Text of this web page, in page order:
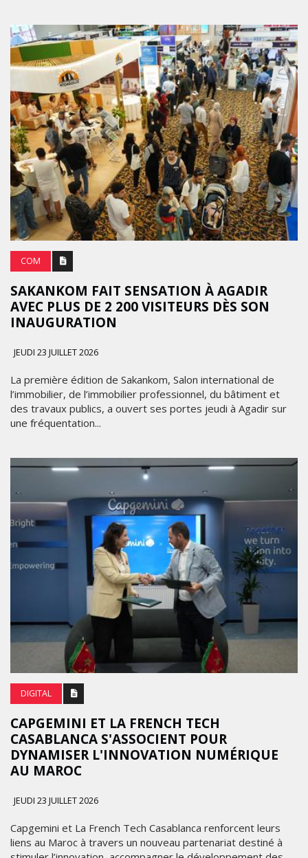
COM
SAKANKOM FAIT SENSATION À AGADIR
AVEC PLUS DE 2 200 VISITEURS DÈS SON
INAUGURATION
JEUDI 23 JUILLET 2026
La première édition de Sakankom, Salon international de
l’immobilier, de l’immobilier professionnel, du bâtiment et
des travaux publics, a ouvert ses portes jeudi à Agadir sur
une fréquentation...
DIGITAL
CAPGEMINI ET LA FRENCH TECH
CASABLANCA S'ASSOCIENT POUR
DYNAMISER L'INNOVATION NUMÉRIQUE
AU MAROC
JEUDI 23 JUILLET 2026
Capgemini et La French Tech Casablanca renforcent leurs
liens au Maroc à travers un nouveau partenariat destiné à